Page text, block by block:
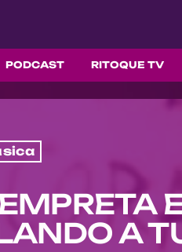
PODCAST RITOQUE TV
A